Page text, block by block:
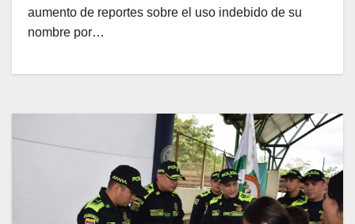
aumento de reportes sobre el uso indebido de su
nombre por…